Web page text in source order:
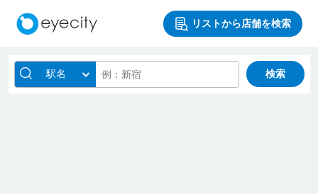
リストから店舗を検索
駅名 検索